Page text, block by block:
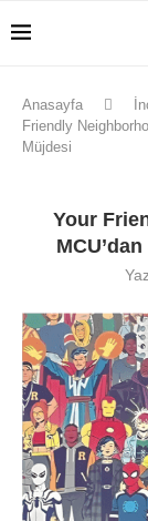
Anasayfa
Friendly
Müjdesi
Your